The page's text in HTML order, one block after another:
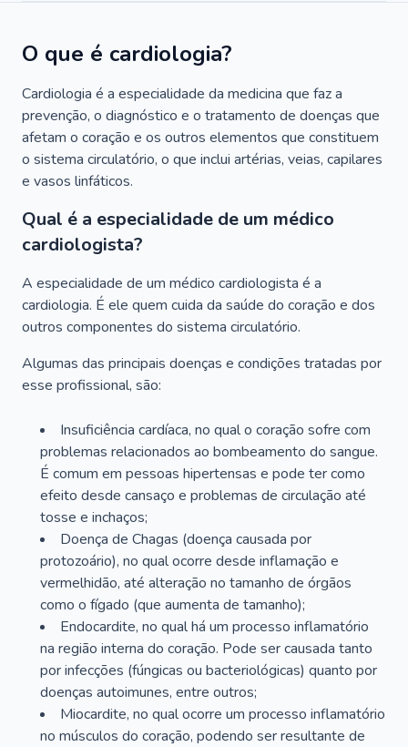
O que é cardiologia?
Cardiologia é a especialidade da medicina que faz a
prevenção, o diagnóstico e o tratamento de doenças que
afetam o coração e os outros elementos que constituem
o sistema circulatório, o que inclui artérias, veias, capilares
e vasos linfáticos.
Qual é a especialidade de um médico
cardiologista?
A especialidade de um médico cardiologista é a
cardiologia. É ele quem cuida da saúde do coração e dos
outros componentes do sistema circulatório.
Algumas das principais doenças e condições tratadas por
esse profissional, são:
Insuficiência cardíaca, no qual o coração sofre com
problemas relacionados ao bombeamento do sangue.
É comum em pessoas hipertensas e pode ter como
efeito desde cansaço e problemas de circulação até
tosse e inchaços;
Doença de Chagas (doença causada por
protozoário), no qual ocorre desde inflamação e
vermelhidão, até alteração no tamanho de órgãos
como o fígado (que aumenta de tamanho);
Endocardite, no qual há um processo inflamatório
na região interna do coração. Pode ser causada tanto
por infecções (fúngicas ou bacteriológicas) quanto por
doenças autoimunes, entre outros;
Miocardite, no qual ocorre um processo inflamatório
no músculos do coração, podendo ser resultante de